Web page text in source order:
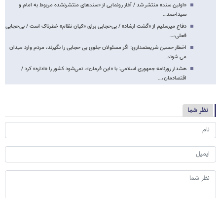
«اولین سند» منتشر شد / آغاز رونمایی از «سندهای منتشرنشده مربوط به امام و
سیداحمد…
دفاع میرسلیم از «گشت ارشاد» / بی‌حجابی برای «کیان نظام» خطرناک است / بی‌حجابی
فعلی،…
اخطار حسین شریعتمداری: اگر مسئولان جلوی بی حجابی را نگیرند، مردم وارد میدان
می شوند…
هشدار روزنامه جمهوری اسلامی: با «این فرمان»، نمی‌شود کشور را «اداره» کرد /
اقتصادمان،…
نظر شما